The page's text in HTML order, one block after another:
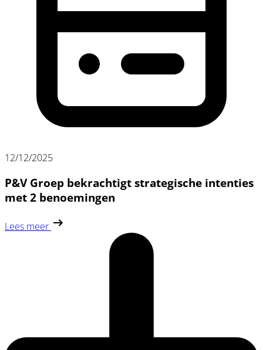
12/12/2025
P&V Groep bekrachtigt strategische intenties
met 2 benoemingen
Lees meer